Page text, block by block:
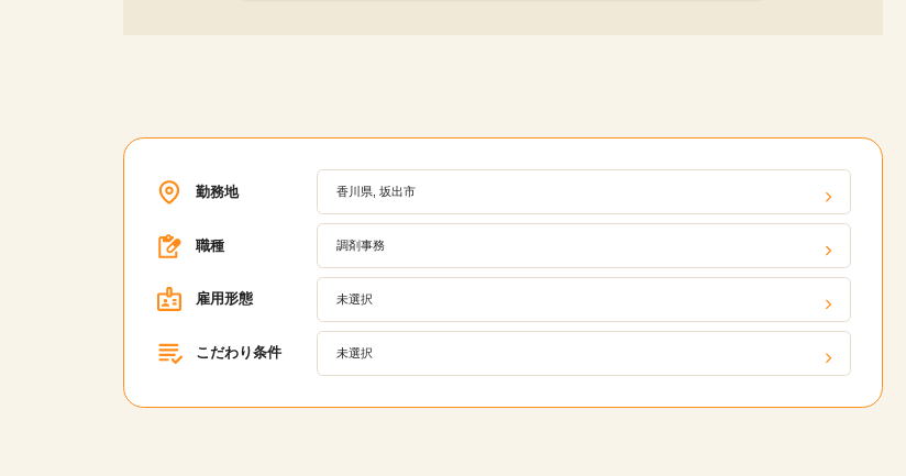
勤務地 香川県, 坂出市
職種 調剤事務
雇用形態 未選択
こだわり条件 未選択